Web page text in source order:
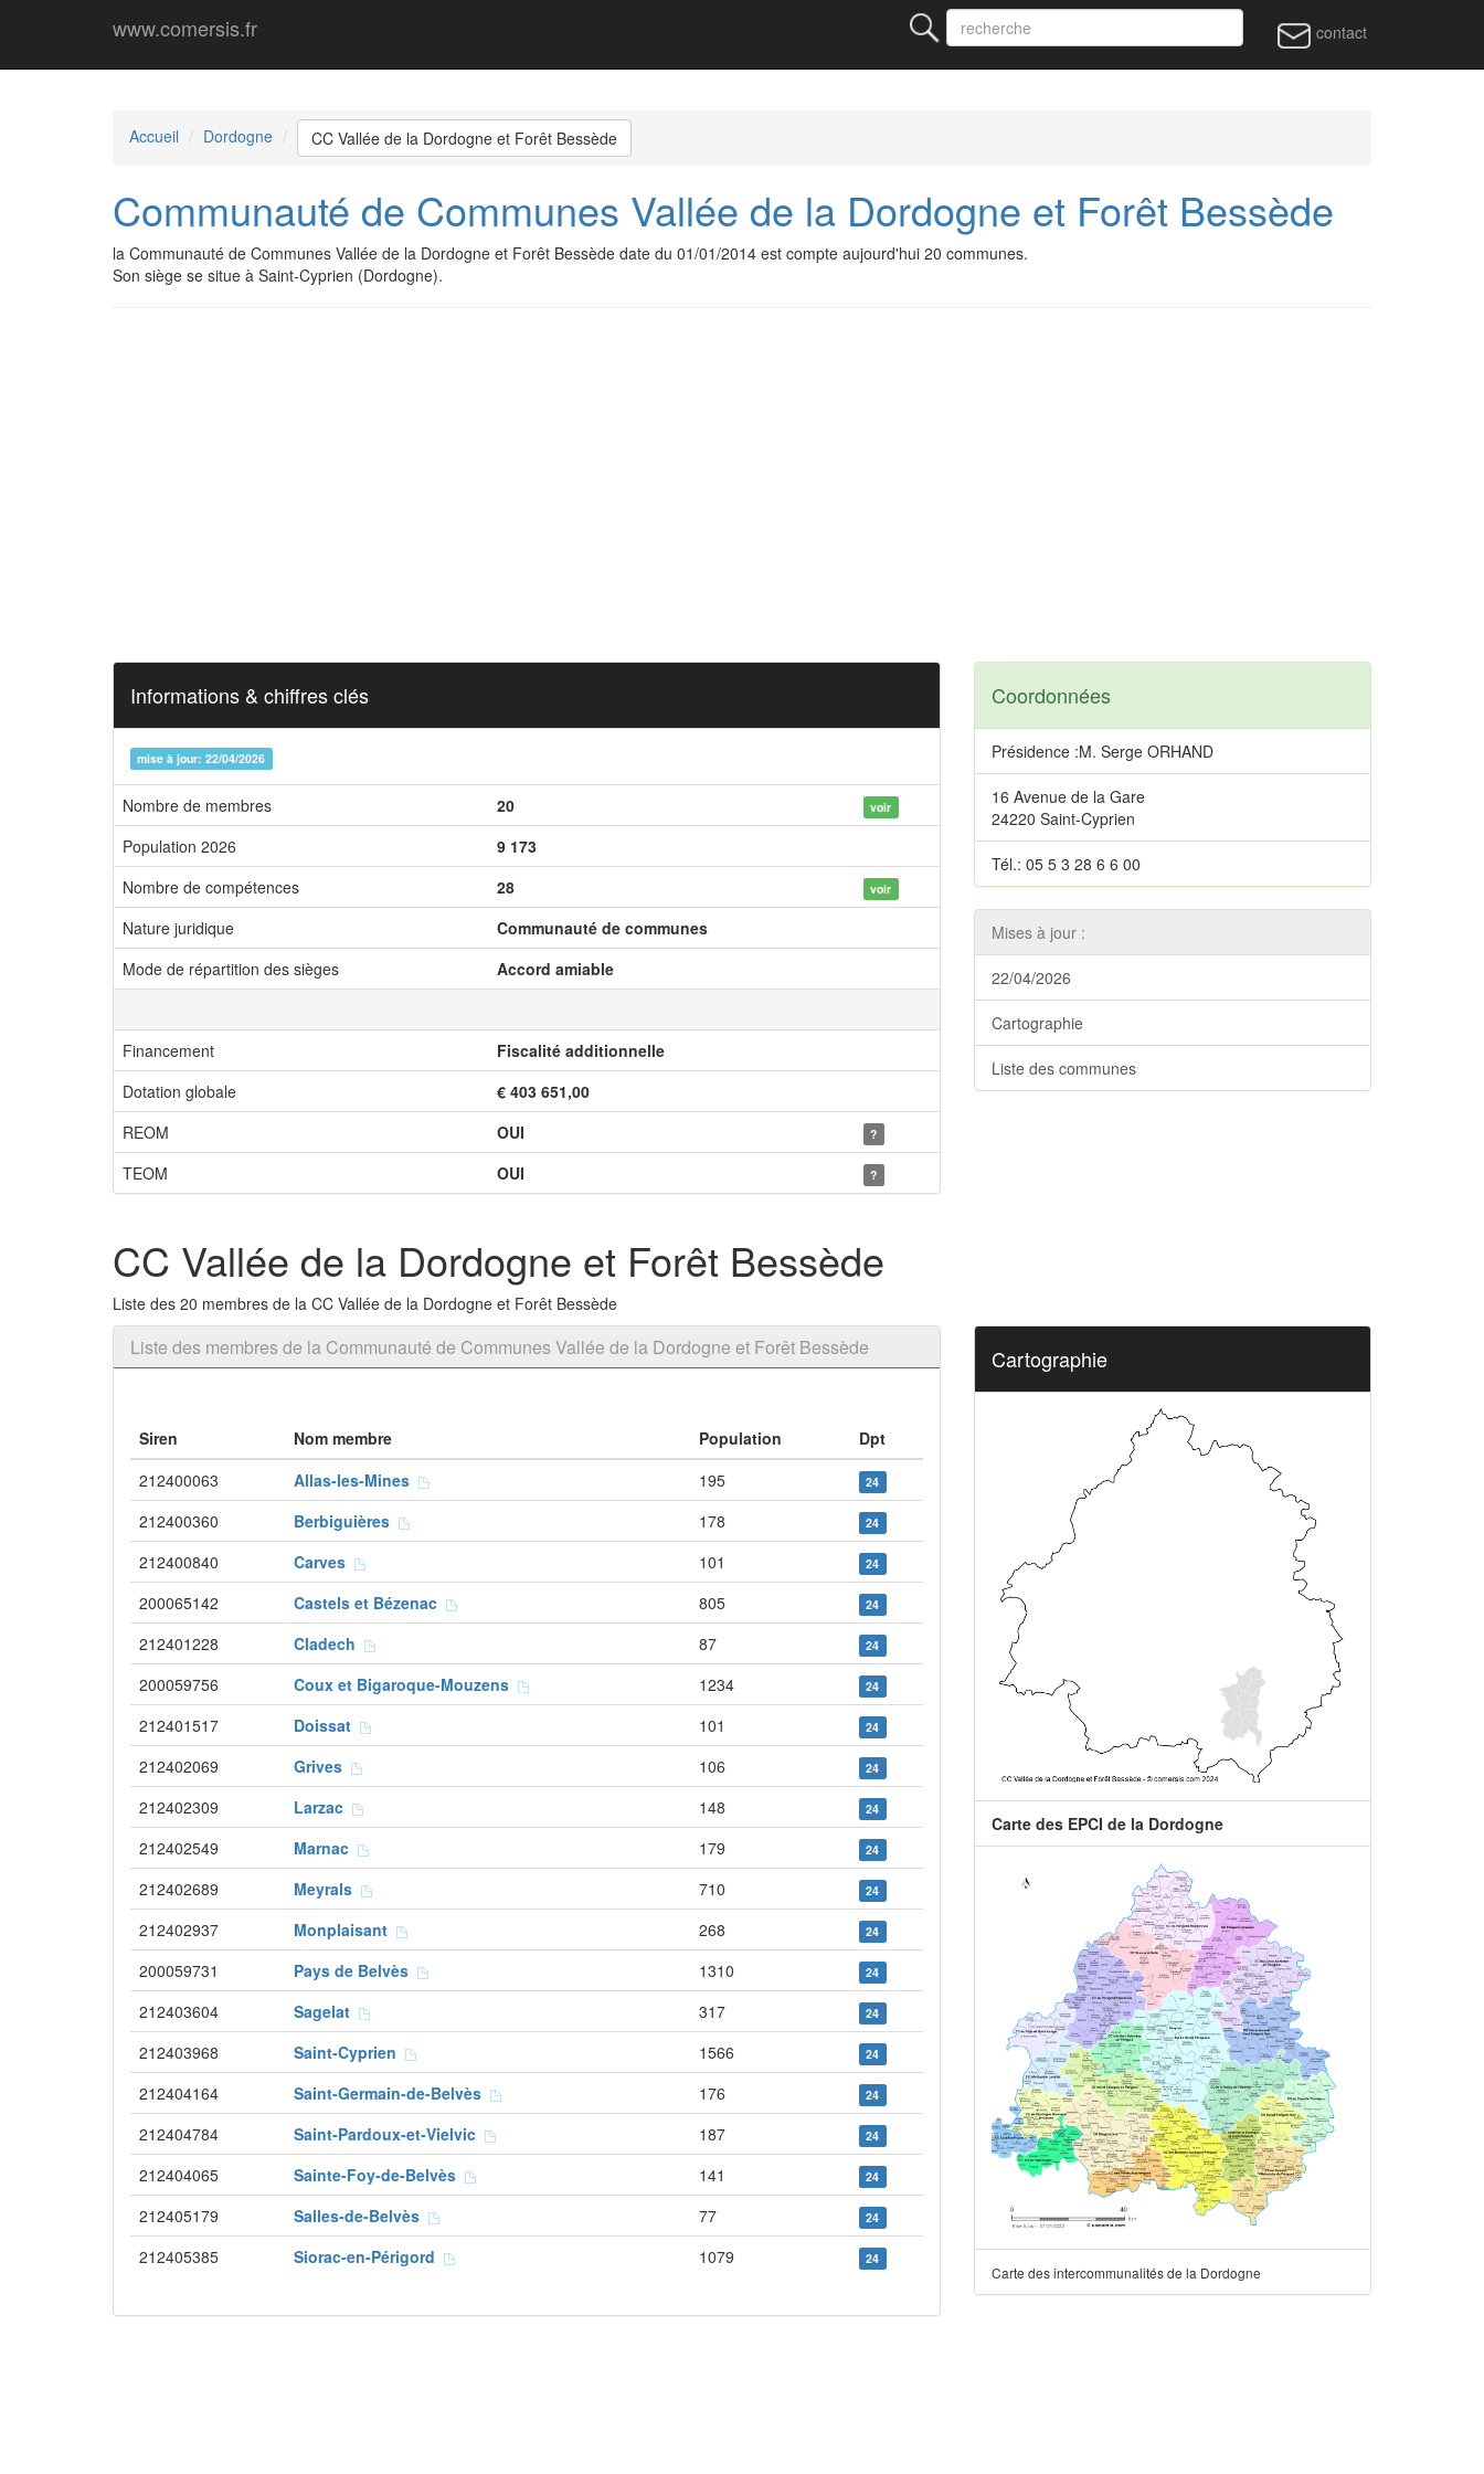
www.comersis.fr contact
Accueil Dordogne CC Vallée de la Dordogne et Forêt Bessède
Communauté de Communes Vallée de la Dordogne et Forêt Bessède
la Communauté de Communes Vallée de la Dordogne et Forêt Bessède date du 01/01/2014 est compte aujourd'hui 20 communes.
Son siège se situe à Saint-Cyprien (Dordogne).
Informations & chiffres clés
mise à jour: 22/04/2026
Nombre de membres 20 voir
Population 2026
9 173
Nombre de compétences
28 voir
Nature juridique
Communauté de communes
Mode de répartition des sièges
Accord amiable
Financement
Fiscalité additionnelle
Dotation globale
€ 403 651,00
REOM
OUI ?
TEOM OUI ?
Coordonnées
Présidence :M. Serge ORHAND
16 Avenue de la Gare
24220 Saint-Cyprien
Tél.: 05 5 3 28 6 6 00
Mises à jour :
22/04/2026
Cartographie
Liste des communes
CC Vallée de la Dordogne et Forêt Bessède
Liste des 20 membres de la CC Vallée de la Dordogne et Forêt Bessède
Liste des membres de la Communauté de Communes Vallée de la Dordogne et Forêt Bessède
Siren Nom membre Population
Dpt
212400063
Allas-les-Mines 195 24
212400360 Berbiguières 178 24
212400840 Carves 101 24
200065142 Castels et Bézenac 805 24
212401228 Cladech 87 24
200059756 Coux et Bigaroque-Mouzens 1234 24
212401517 Doissat 101 24
212402069 Grives 106 24
212402309 Larzac 148 24
212402549 Marnac 179 24
212402689 Meyrals 710 24
212402937 Monplaisant 268 24
200059731 Pays de Belvès 1310 24
212403604 Sagelat 317 24
212403968 Saint-Cyprien 1566 24
212404164 Saint-Germain-de-Belvès 176 24
212404784 Saint-Pardoux-et-Vielvic 187 24
212404065 Sainte-Foy-de-Belvès 141 24
212405179 Salles-de-Belvès 77 24
212405385 Siorac-en-Périgord 1079 24
Cartographie
Carte des EPCI de la Dordogne
Carte des intercommunalités de la Dordogne